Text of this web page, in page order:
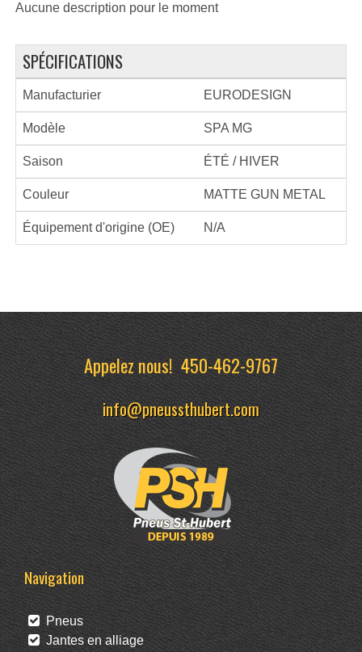
Aucune description pour le moment
SPÉCIFICATIONS
Manufacturier EURODESIGN
Modèle SPA MG
Saison ÉTÉ / HIVER
Couleur MATTE GUN METAL
Équipement d'origine (OE) N/A
Appelez nous!450-462-9767
info@pneussthubert.com
Navigation
Pneus
Jantes en alliage